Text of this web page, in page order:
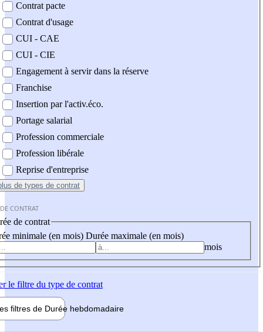
Contrat pacte
Contrat d'usage
CUI - CAE
CUI - CIE
Engagement à servir dans la réserve
Franchise
Insertion par l'activ.éco.
Portage salarial
Profession commerciale
Profession libérale
Reprise d'entreprise
de types de contrat
CONTRAT
de contrat
minimale (en mois) Durée maximale (en mois)
mois
le filtre du type de contrat
filtres de Durée hebdomadaire